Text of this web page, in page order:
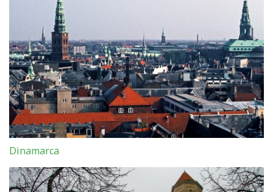
Dinamarca